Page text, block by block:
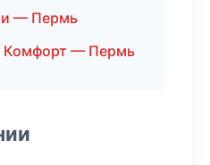
— Пермь
Комфорт — Пермь